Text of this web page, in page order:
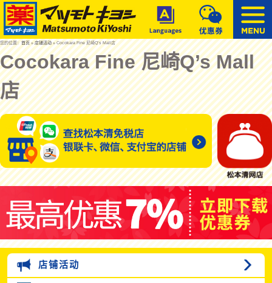
您的位置：首页»店铺活动» Cocokara Fine 尼崎Q’s Mall店
Cocokara Fine 尼崎Q’s Mall
店
店铺活动